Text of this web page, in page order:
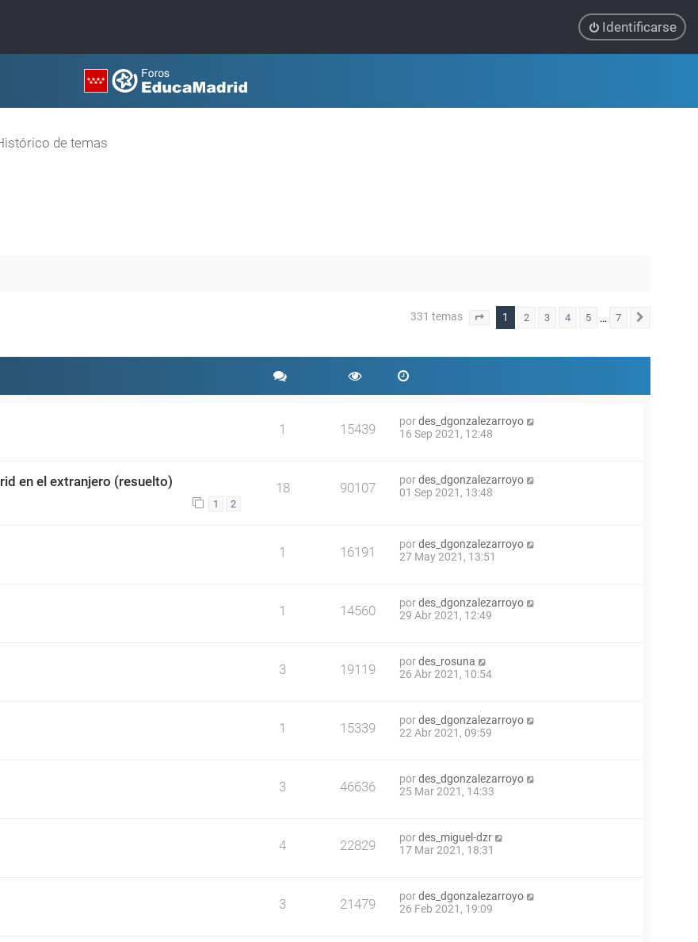
Identificarse
de temas
331 temas Página 1de 7
1 2 3 4 5 … 7
1 15439 pordes_dgonzalezarroyo
16 Sep 2021, 12:48
en el extranjero (resuelto)
1 2
18 90107 pordes_dgonzalezarroyo
01 Sep 2021, 13:48
1 16191 pordes_dgonzalezarroyo
27 May 2021, 13:51
1 14560 pordes_dgonzalezarroyo
29 Abr 2021, 12:49
3 19119 pordes_rosuna
26 Abr 2021, 10:54
1 15339 pordes_dgonzalezarroyo
22 Abr 2021, 09:59
3 46636 pordes_dgonzalezarroyo
25 Mar 2021, 14:33
4 22829 pordes_miguel-dzr
17 Mar 2021, 18:31
3 21479 pordes_dgonzalezarroyo
26 Feb 2021, 19:09